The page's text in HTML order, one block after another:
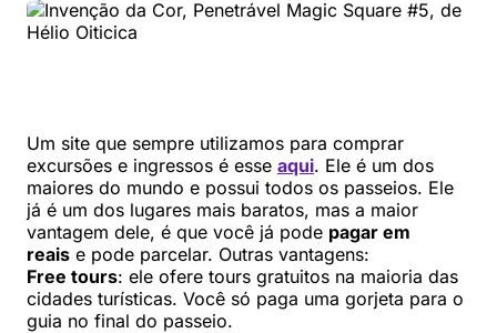
Um site que sempre utilizamos para comprar
excursões e ingressos é esse aqui. Ele é um dos
maiores do mundo e possui todos os passeios. Ele
já é um dos lugares mais baratos, mas a maior
vantagem dele, é que você já pode pagar em
reais e pode parcelar. Outras vantagens:
Free tours: ele ofere tours gratuitos na maioria das
cidades turísticas. Você só paga uma gorjeta para o
guia no final do passeio.